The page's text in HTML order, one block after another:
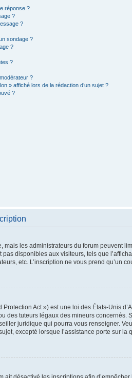
réponse ?
?
?
sondage ?
?
?
?
» affiché lors de la rédaction d’un sujet ?
?
mais les administrateurs du forum
disponibles aux visiteurs, tels que
etc. L’inscription ne vous prend qu’un
Protection Act ») est une loi des États-Unis
des tuteurs légaux des mineurs
juridique qui pourra vous renseigner.
excepté lorsque l’assistance porte sur